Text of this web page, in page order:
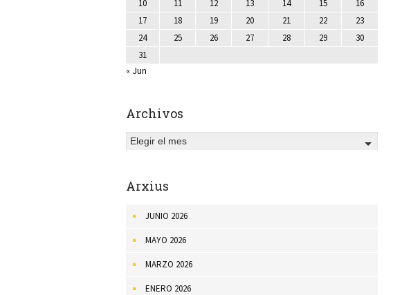
10 11 12 13 14 15
16
17
18 19 20 21 22
23
24
25 26 27 28 29
30
31
« Jun
Archivos
Elegir el mes
Arxius
JUNIO 2026
MAYO 2026
MARZO 2026
ENERO 2026